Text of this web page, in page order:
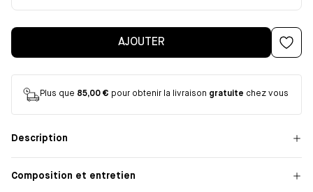
AJOUTER
Plus que 85,00 € pour obtenir la livraison gratuite chez vous
Description
Composition et entretien